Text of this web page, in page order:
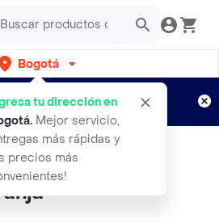
Bogotá
tu dirección en
. Mejor servicio,
más rápidas y
precios más
por semanas
Aplican TyC
De